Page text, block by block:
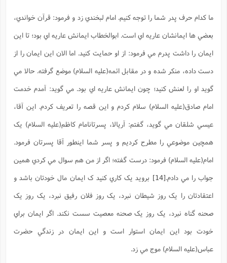
ما کدام حرف پدر شما را توجه کنيم. امام لبخندي زد و فرمود: قرآن خواندي،
بعضي ها ايمانشان عاريه اي است. ابوالخطاب ايمانش عاريه اي بود؛ تا اين
ايمان را داشت پدرم مي فرمود: از او حمايت کنيد. اما الان اين ايمان را از
دست داده، منکر شده و در مقابل ائمه(علیه السلام) موضع گرفته. حالا مي
گويد او را لعنش کنيد؛ چون ايمانش عاريه اي بود. مي گويد: آمدم خدمت
امام صادق(علیه السلام) سلام کردم و اين قصه را تعريف کردم. اين آقا،
عيسي شلقان مي گويد، گفتم: آريالا، پسرتانامام کاظم(علیه السلام) يک
همچين موضوعي را مطرح کرديم و پسر شما اينطور آقا پسرتان فرمود.
امام(علیه السلام) فرمود: درست گفته؛ اگر از من هم سوال مي کردي همين
جواب را مي دادم.[14]
برويد يک کاري کنيد ک ايمان مال خودتان باشد و
اعتقادتان را يک روز شيطان نبرد، يک روز فلان رفيق نبرد، يک روز يک
صحنه گناه نبرد، يک روز يک صحنه معصيت سست نکند. اگر ايمان براي
خودت بود اين ايمان استوار است و اين ايمان در زندگي حضرت
عباس(علیه السلام) موج مي زد.